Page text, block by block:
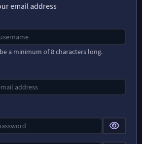
email address
a minimum of 8 characters long.